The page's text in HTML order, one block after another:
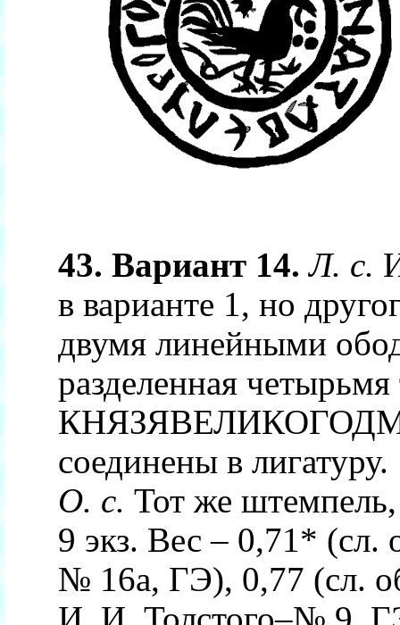
43. Вариант 14. Л. с.
в варианте 1, но
двумя линейными
разделенная
соединены в лигатуру.
О. с. Тот же
9 экз. Вес – 0,71* (сл.
№ 16а, ГЭ), 0,77 (сл.